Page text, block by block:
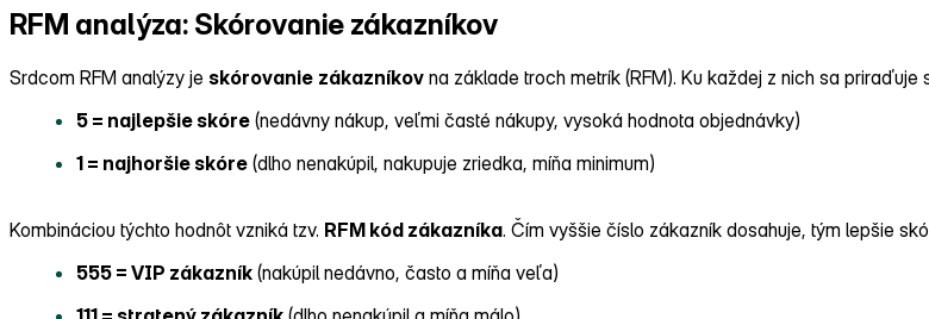
RFM analýza: Skórovanie zákazníkov
Srdcom RFM analýzy je skórovanie zákazníkov na základe troch metrík (RFM). Ku každej z nich sa priraďuje
5 = najlepšie skóre (nedávny nákup, veľmi časté nákupy, vysoká hodnota objednávky)
1 = najhoršie skóre (dlho nenakúpil, nakupuje zriedka, míňa minimum)
Kombináciou týchto hodnôt vzniká tzv. RFM kód zákazníka. Čím vyššie číslo zákazník dosahuje, tým lepšie
555 = VIP zákazník (nakúpil nedávno, často a míňa veľa)